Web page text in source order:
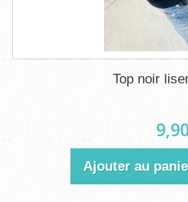
Top noir
Ajouter au